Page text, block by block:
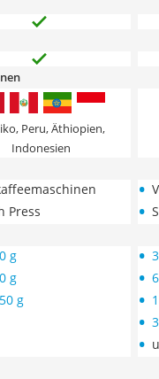
Peru, Äthiopien,
Indonesien
Press
•
•
g
g
g
•
•
•
•
•